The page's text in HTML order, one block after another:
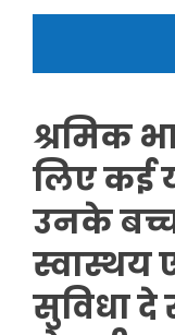
श्रमिक
लिए कई
उनके
स्वास्थय
सुविधा दे